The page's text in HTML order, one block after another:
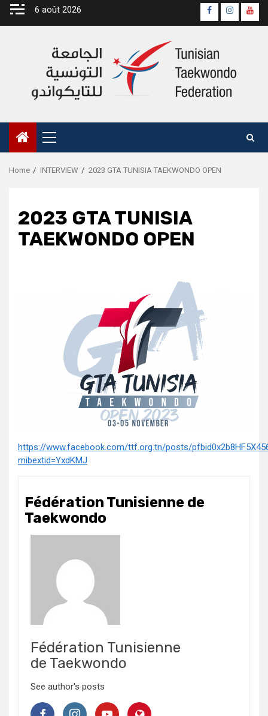
Skip
6 août 2026
Page
Officielle
Instagram
Primary
Menu
Home INTERVIEW 2023 GTA TUNISIA TAEKWONDO OPEN
2023 GTA TUNISIA
TAEKWONDO OPEN
https://www.facebook.com/ttf.org.tn/posts/
mibextid=YxdKMJ
Fédération Tunisienne de
Taekwondo
Fédération Tunisienne
de Taekwondo
See author's posts